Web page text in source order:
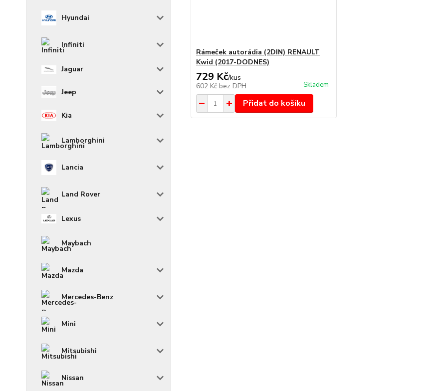
Hyundai
Infiniti
Jaguar
Jeep
Kia
Lamborghini
Lancia
Land Rover
Lexus
Maybach
Mazda
Mercedes-Benz
Mini
Mitsubishi
Nissan
Rámeček autorádia (2DIN) RENAULT
Kwid (2017-DODNES)
729 Kč/kus
602 Kč bez DPH Skladem
Přidat do košíku